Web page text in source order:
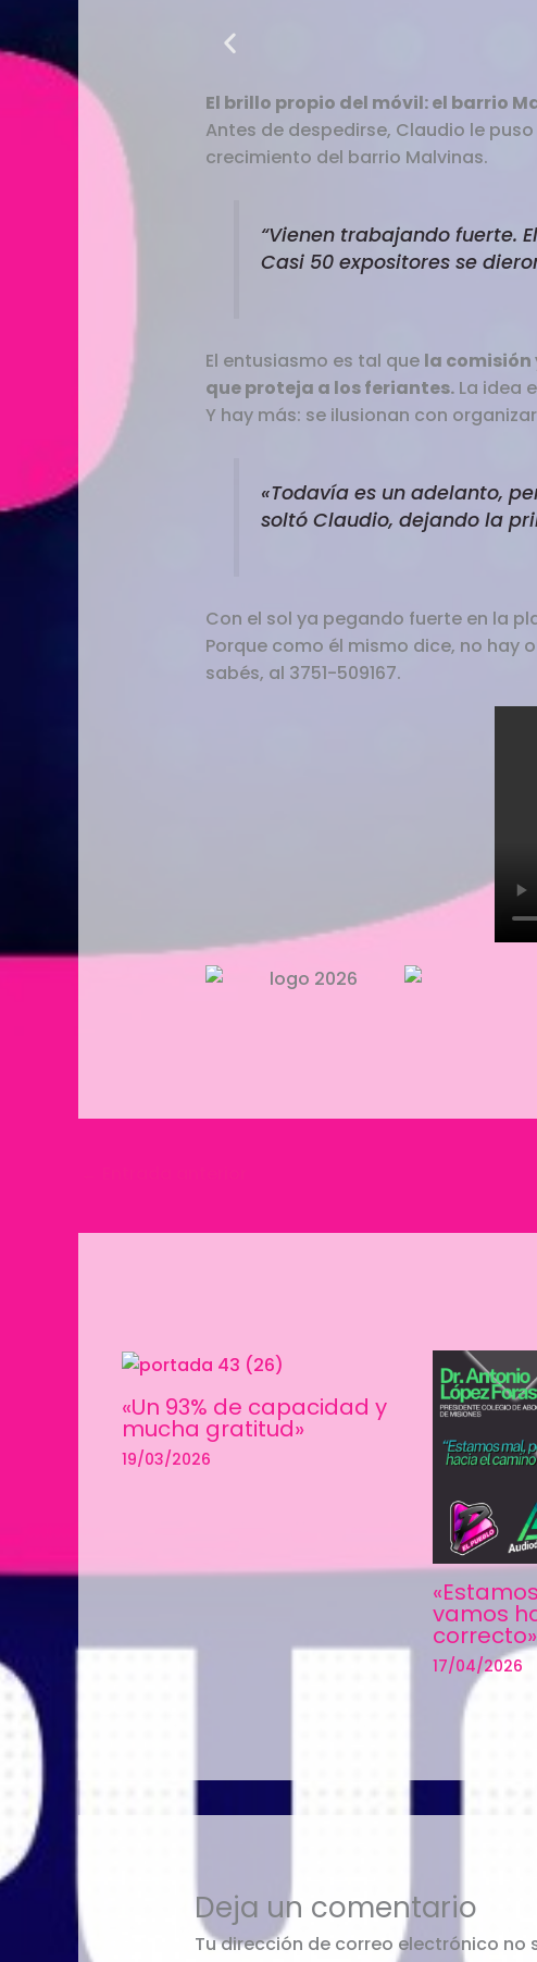
El brillo propio del móvil: el barrio
Antes de despedirse, Claudio le
crecimiento del barrio Malvinas.
“Vienen trabajando fuerte.
Casi 50 expositores se
El entusiasmo es tal que la comisión
que proteja a los feriantes.La idea
Y hay más: se ilusionan con
«Todavía es un adelanto,
soltó Claudio, dejando la
Con el sol ya pegando fuerte en la
Porque como él mismo dice, no hay
sabés, al 3751-509167.
«Un 93% de capacidad y
mucha gratitud»
19/03/2026
vamos
correcto»
17/04/2026
Deja un comentario
Tu dirección de correo electrónico no